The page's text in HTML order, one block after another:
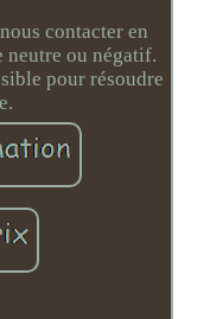
contacter en
neutre ou négatif.
pour résoudre